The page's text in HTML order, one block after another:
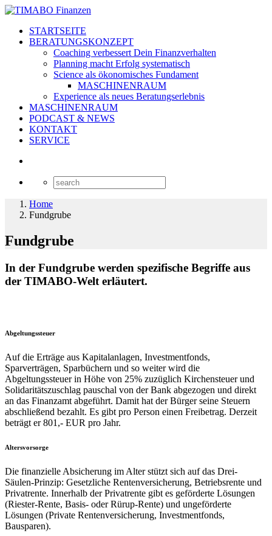
STARTSEITE
BERATUNGSKONZEPT
Coaching verbessert Dein Finanzverhalten
Planning macht Erfolg systematisch
Science als ökonomisches Fundament
MASCHINENRAUM
Experience als neues Beratungserlebnis
MASCHINENRAUM
PODCAST & NEWS
KONTAKT
SERVICE
Home
Fundgrube
Fundgrube
In der Fundgrube werden spezifische Begriffe aus
der TIMABO-Welt erläutert.
Abgeltungssteuer
Auf die Erträge aus Kapitalanlagen, Investmentfonds,
Sparverträgen, Sparbüchern und so weiter wird die
Abgeltungssteuer in Höhe von 25% zuzüglich Kirchensteuer und
Solidaritätszuschlag pauschal von der Bank abgezogen und direkt
an das Finanzamt abgeführt. Damit hat der Bürger seine Steuern
abschließend bezahlt. Es gibt pro Person einen Freibetrag. Derzeit
beträgt er 801,- EUR pro Jahr.
Altersvorsorge
Die finanzielle Absicherung im Alter stützt sich auf das Drei-
Säulen-Prinzip: Gesetzliche Rentenversicherung, Betriebsrente und
Privatrente. Innerhalb der Privatrente gibt es geförderte Lösungen
(Riester-Rente, Basis- oder Rürup-Rente) und ungeförderte
Lösungen (Private Rentenversicherung, Investmentfonds,
Bausparen).